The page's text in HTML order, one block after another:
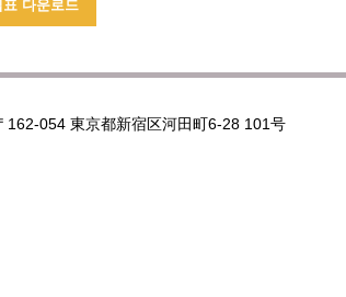
표 다운로드
162-054 東京都新宿区河田町6-28 101号